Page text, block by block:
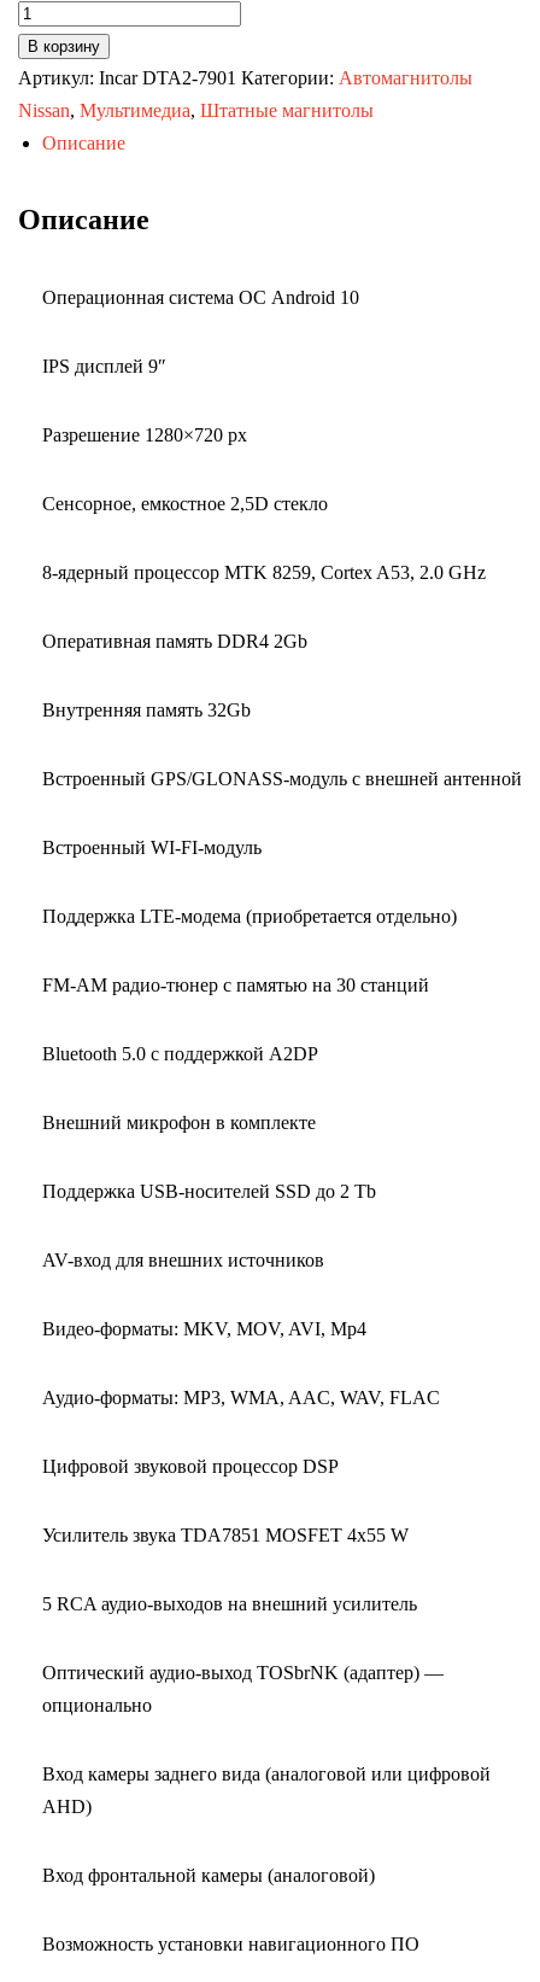
Количество
товара
Автомагнитола
SsangYong
Actyon
10,
Incar
7901)
память
Gb,
В корзину
Артикул: Incar DTA2-7901 Категории: Автомагнитолы
Nissan, Мультимедиа, Штатные магнитолы
Описание
Описание
Операционная система ОС Android 10
IPS дисплей 9″
Разрешение 1280×720 px
Сенсорное, емкостное 2,5D стекло
8-ядерный процессор MTK 8259, Cortex A53, 2.0 GHz
Оперативная память DDR4 2Gb
Внутренняя память 32Gb
Встроенный GPS/GLONASS-модуль с внешней антенной
Встроенный WI-FI-модуль
Поддержка LTE-модема (приобретается отдельно)
FM-AM радио-тюнер с памятью на 30 станций
Bluetooth 5.0 с поддержкой A2DP
Внешний микрофон в комплекте
Поддержка USB-носителей SSD до 2 Tb
AV-вход для внешних источников
Видео-форматы: MKV, MOV, AVI, Mp4
Аудио-форматы: MP3, WMA, AAC, WAV, FLAC
Цифровой звуковой процессор DSP
Усилитель звука TDA7851 MOSFET 4х55 W
5 RCA аудио-выходов на внешний усилитель
Оптический аудио-выход TOSbrNK (адаптер) —
опционально
Вход камеры заднего вида (аналоговой или цифровой
AHD)
Вход фронтальной камеры (аналоговой)
Возможность установки навигационного ПО